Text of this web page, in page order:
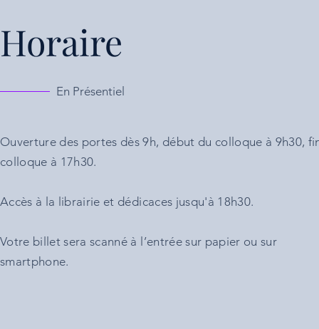
Horaire
En Présentiel
Ouverture des portes dès 9h, début du colloque à 9h30,
colloque à 17h30.
Accès à la librairie et dédicaces jusqu'à 18h30.
Votre billet sera scanné à l’entrée sur papier ou sur
smartphone.